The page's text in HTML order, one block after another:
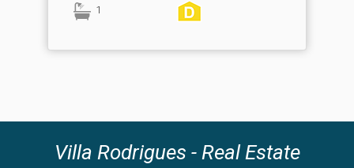
1
Villa Rodrigues - Real Estate